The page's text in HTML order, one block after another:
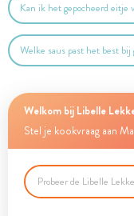
Kan ik het gepocheerd eitje
Welke saus past het best bij
Welkom bij Libelle
Stel je kookvraag aan